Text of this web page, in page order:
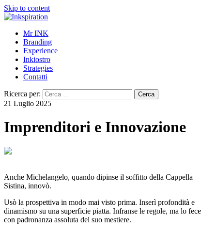
Skip to content
Mr INK
Branding
Experience
Inkiostro
Strategies
Contatti
Ricerca per:
21 Luglio 2025
Imprenditori e Innovazione
Anche Michelangelo, quando dipinse il soffitto della Cappella
Sistina, innovò.
Usò la prospettiva in modo mai visto prima. Inserì profondità e
dinamismo su una superficie piatta. Infranse le regole, ma lo fece
con padronanza assoluta del suo mestiere.